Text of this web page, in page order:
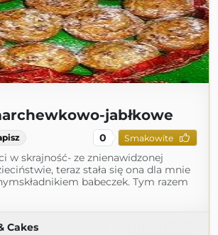
jabłkowe
0 Smakowite
w skrajność- ze znienawidzonej
teraz stała się ona dla mnie
babeczek. Tym razem
Cakes